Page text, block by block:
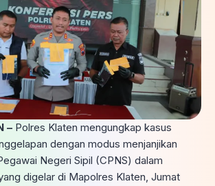
– Polres Klaten mengungkap kasus
dengan modus menjanjikan
Negeri Sipil (CPNS) dalam
digelar di Mapolres Klaten, Jumat